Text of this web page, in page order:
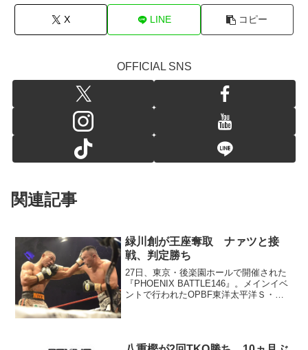
X LINE コピー
OFFICIAL SNS
関連記事
緑川創が王座奪取 ナァツと接
戦、判定勝ち
27日、東京・後楽園ホールで開催された
『PHOENIX BATTLE146』。メインイベ
ントで行われたOPBF東洋太平洋Ｓ・ウ